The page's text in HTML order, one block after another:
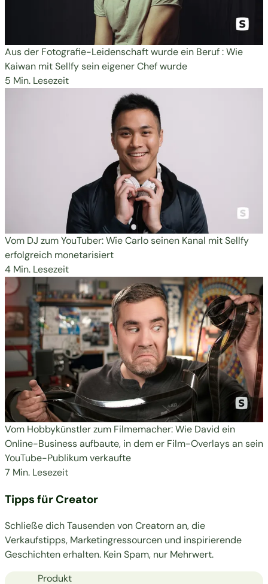
Aus der Fotografie-Leidenschaft wurde ein Beruf : Wie
Kaiwan mit Sellfy sein eigener Chef wurde
5 Min. Lesezeit
Vom DJ zum YouTuber: Wie Carlo seinen Kanal mit Sellfy
erfolgreich monetarisiert
4 Min. Lesezeit
Vom Hobbykünstler zum Filmemacher: Wie David ein
Online-Business aufbaute, in dem er Film-Overlays an sein
YouTube-Publikum verkaufte
7 Min. Lesezeit
Tipps für Creator
Schließe dich Tausenden von Creatorn an, die
Verkaufstipps, Marketingressourcen und inspirierende
Geschichten erhalten. Kein Spam, nur Mehrwert.
Produkt